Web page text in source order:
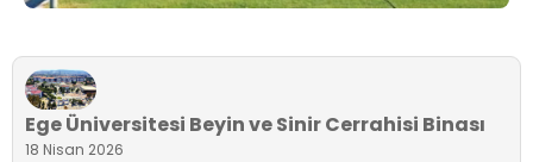
Ege Üniversitesi Beyin ve Sinir Cerrahisi Binası
18 Nisan 2026